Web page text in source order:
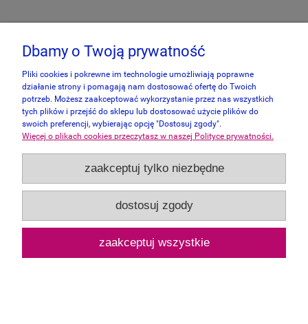
Cartonic 3D 110 Barack Obama
169,00 zł
Dbamy o Twoją prywatność
Pliki cookies i pokrewne im technologie umożliwiają poprawne
działanie strony i pomagają nam dostosować ofertę do Twoich
potrzeb. Możesz zaakceptować wykorzystanie przez nas wszystkich
tych plików i przejść do sklepu lub dostosować użycie plików do
swoich preferencji, wybierając opcję "Dostosuj zgody".
Więcej o plikach cookies przeczytasz w naszej Polityce prywatności.
zaakceptuj tylko niezbędne
dostosuj zgody
zaakceptuj wszystkie